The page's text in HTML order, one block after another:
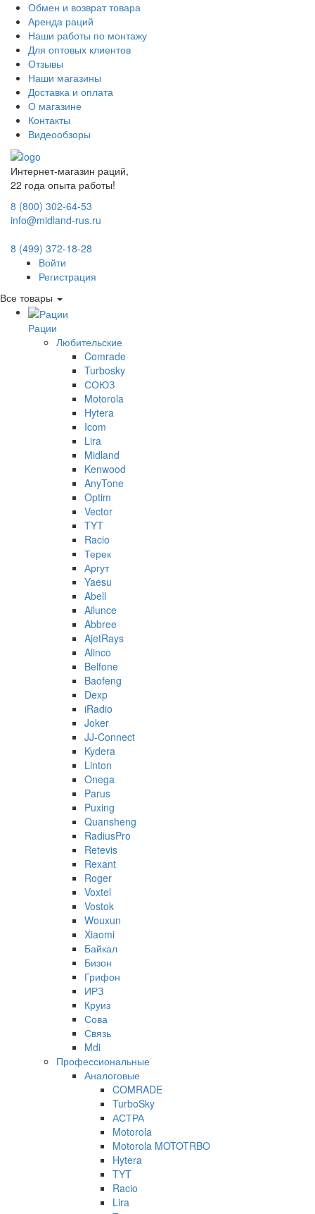
Обмен и возврат товара
Аренда раций
Наши работы по монтажу
Для оптовых клиентов
Отзывы
Наши магазины
Доставка и оплата
О магазине
Контакты
Видеообзоры
Интернет-магазин раций,
22 года опыта работы!
8 (800) 302-64-53
info@midland-rus.ru
8 (499) 372-18-28
Войти
Регистрация
Все товары
Рации
Любительские
Comrade
Turbosky
СОЮЗ
Motorola
Hytera
Icom
Lira
Midland
Kenwood
AnyTone
Optim
Vector
TYT
Racio
Терек
Аргут
Yaesu
Abell
Ailunce
Abbree
AjetRays
Alinco
Belfone
Baofeng
Dexp
iRadio
Joker
JJ-Connect
Kydera
Linton
Onega
Parus
Puxing
Quansheng
RadiusPro
Retevis
Rexant
Roger
Voxtel
Vostok
Wouxun
Xiaomi
Байкал
Бизон
Грифон
ИРЗ
Круиз
Сова
Связь
Mdi
Профессиональные
Аналоговые
COMRADE
TurboSky
АСТРА
Motorola
Motorola MOTOTRBO
Hytera
TYT
Racio
Lira